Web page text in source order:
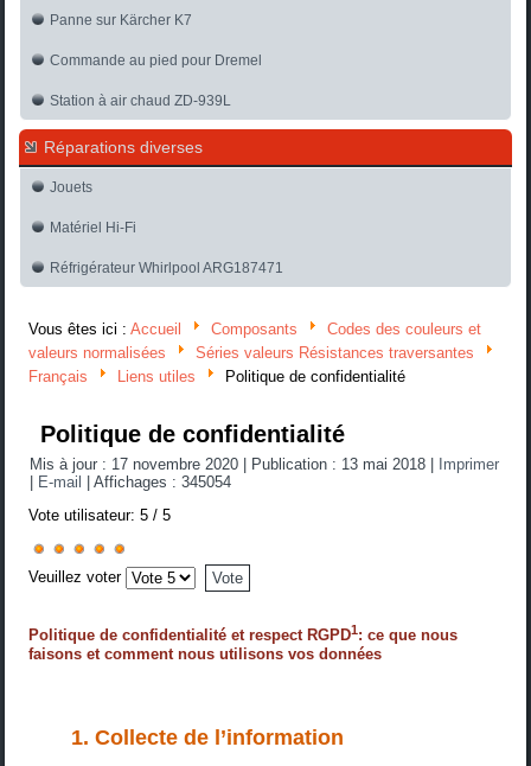
Panne sur Kärcher K7
Commande au pied pour Dremel
Station à air chaud ZD-939L
Réparations diverses
Jouets
Matériel Hi-Fi
Réfrigérateur Whirlpool ARG187471
Vous êtes ici :Accueil Composants
Codes des couleurs et
valeurs normalisées
Séries valeurs Résistances traversantes
Français
Liens utiles Politique de confidentialité
Politique de confidentialité
Mis à jour : 17 novembre 2020 Publication : 13 mai 2018
Imprimer
E-mail |Affichages : 345054
Vote utilisateur:5 /5
Veuillez voter
Politique de confidentialité et respect RGPD1: ce que nous
faisons et comment nous utilisons vos données
1. Collecte de l’information